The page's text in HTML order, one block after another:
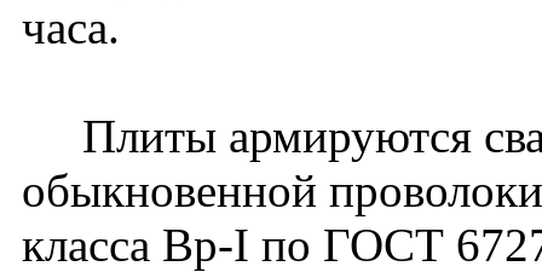
часа.
Плиты армируются
обыкновенной
класса Вр-I по ГОСТ